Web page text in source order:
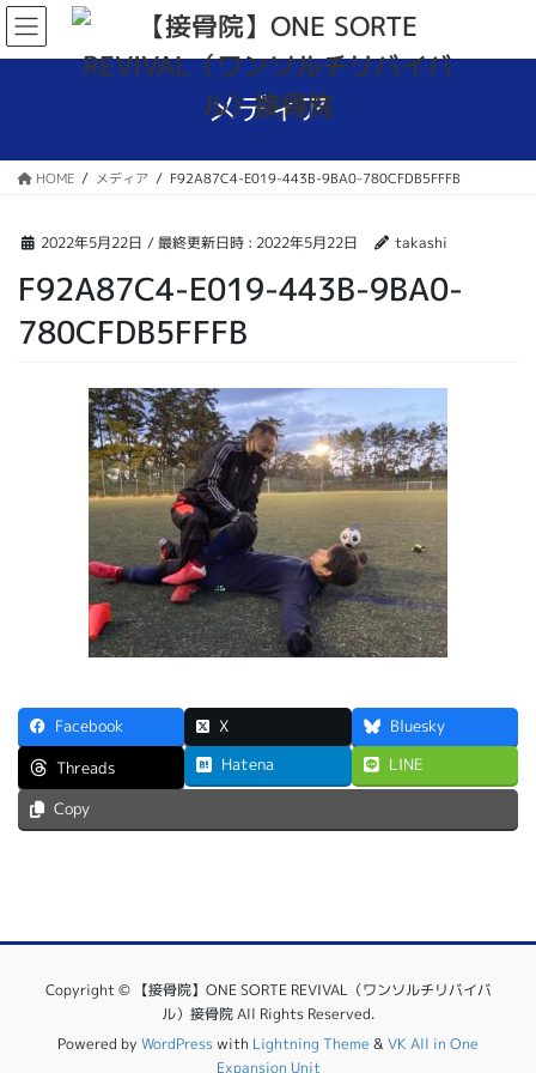
コ
ン
テ
ス
ナ
ビ
ゲ
ン
メディア
HOME メディア F92A87C4-E019-443B-9BA0-780CFDB5FFFB
2022年5月22日 / 最終更新日時 : 2022年5月22日 takashi
F92A87C4-E019-443B-9BA0-
780CFDB5FFFB
Facebook X
Bluesky
Threads
Hatena LINE
Copy
Copyright © 【接骨院】ONE SORTE REVIVAL（ワンソルチリバイバ
ル）接骨院 All Rights Reserved.
Powered by WordPresswith Lightning Theme &VK All in One
Expansion Unit